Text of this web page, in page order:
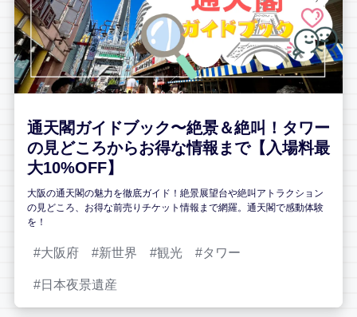
通天閣ガイドブック〜絶景＆絶叫！タワー
の見どころからお得な情報まで【入場料最
大10%OFF】
大阪の通天閣の魅力を徹底ガイド！絶景展望台や絶叫アトラクション
の見どころ、お得な前売りチケット情報まで網羅。通天閣で感動体験
を！
大阪府 新世界 観光 タワー
日本夜景遺産